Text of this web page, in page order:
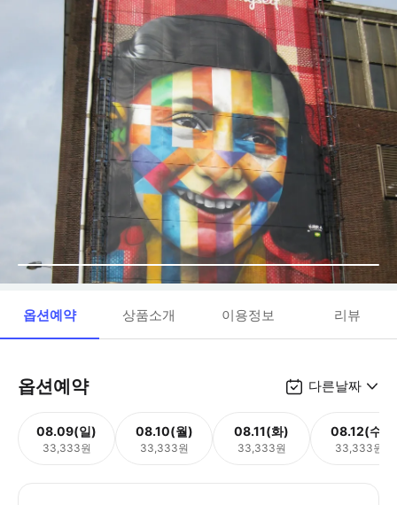
옵션예약 상품소개 이용정보 리뷰
옵션예약 다른날짜
08.09(일)
33,333원
08.10(월)
33,333원
08.11(화)
33,333원
08.12(수)
33,333원